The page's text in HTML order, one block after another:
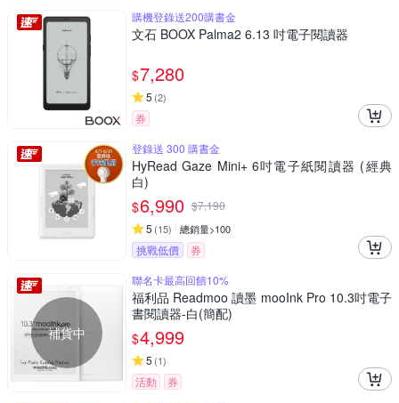
購機登錄送200購書金
文石 BOOX Palma2 6.13 吋電子閱讀器
$7,280
5 (2)
券
登錄送 300 購書金
HyRead Gaze Mini+ 6吋電子紙閱讀器 (經典
白)
$6,990 $7,190
5 (15) 總銷量>100
挑戰低價 券
補貨中
聯名卡最高回饋10%
福利品 Readmoo 讀墨 mooInk Pro 10.3吋電子
書閱讀器-白(簡配)
$4,999
5 (1)
活動
券